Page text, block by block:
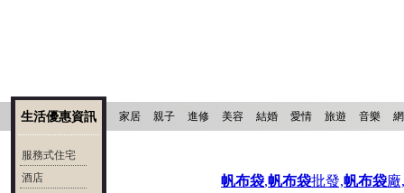
家居 親子 進修 美容 結婚 愛情 旅遊 音樂
生活優惠資訊
服務式住宅
酒店
帆布袋,帆布袋批發,帆布袋廠,